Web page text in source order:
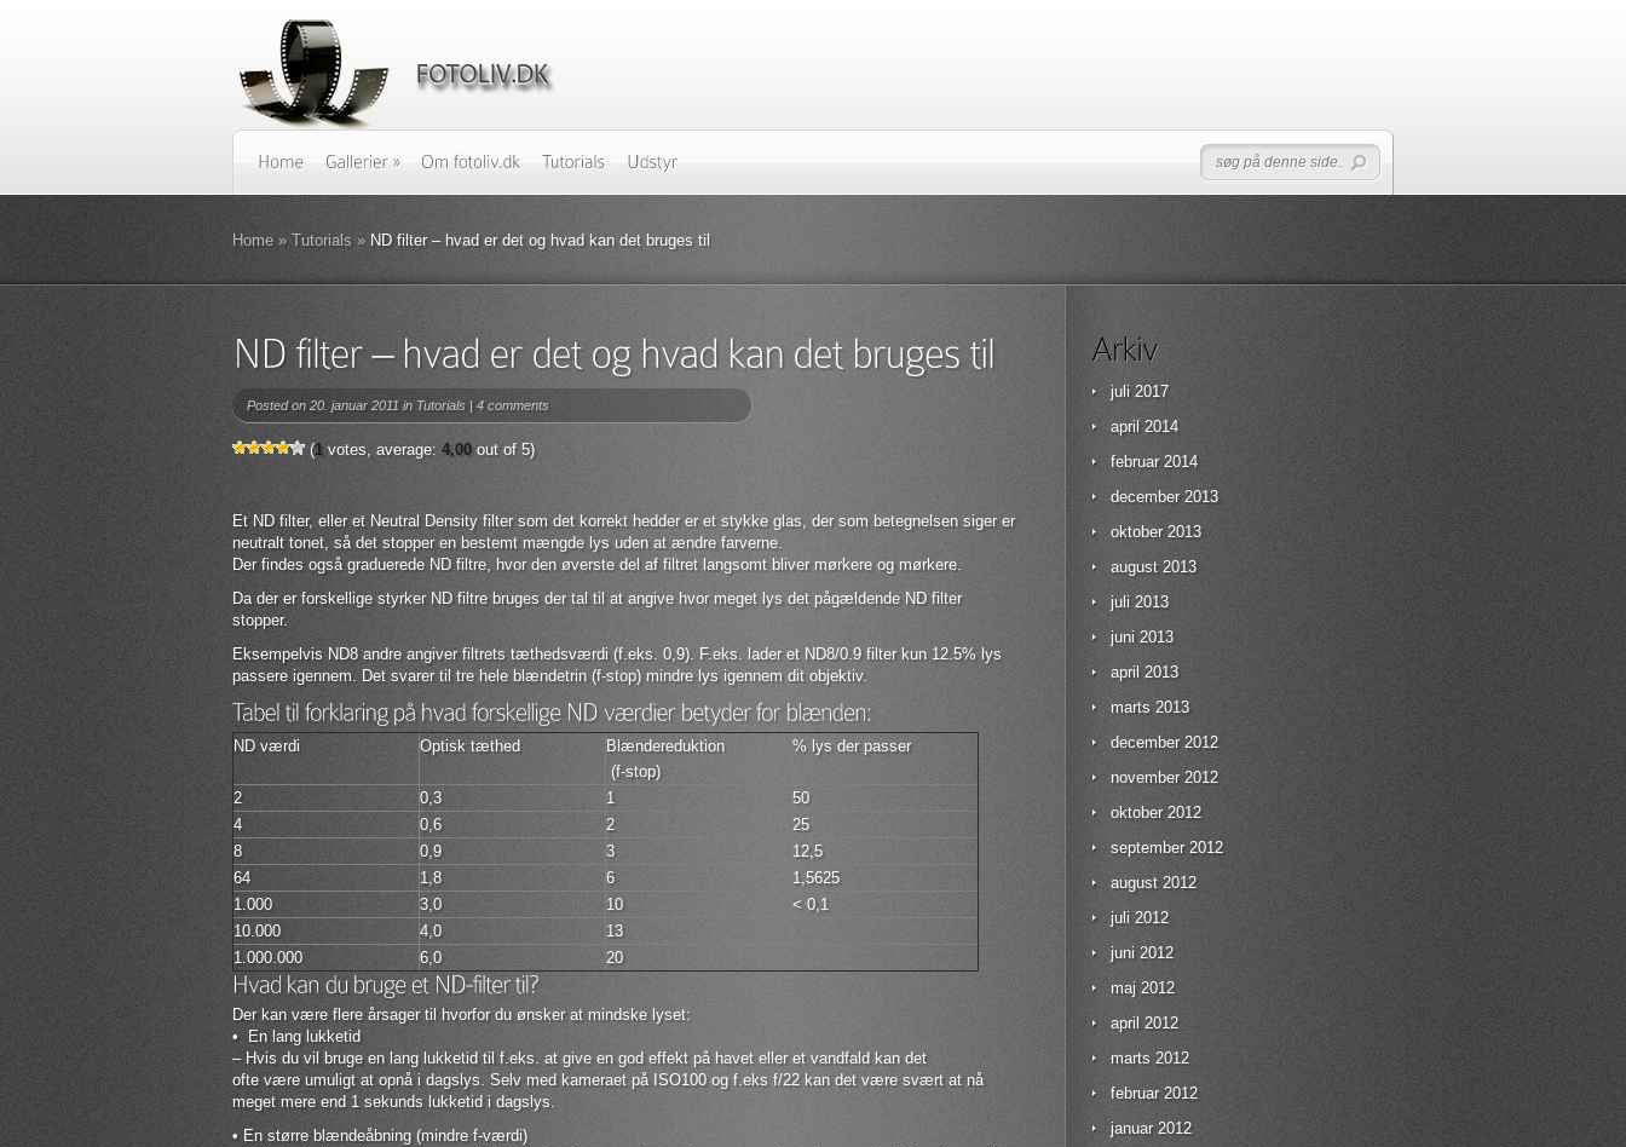
Home » Tutorials » ND filter – hvad er det og hvad kan det bruges til
Posted on 20. januar 2011 in Tutorials | 4 comments
(1 votes, average: 4,00out of 5)
Et ND filter, eller et Neutral Density filter som det korrekt hedder er et stykke glas, der som betegnelsen siger er
neutralt tonet, så det stopper en bestemt mængde lys uden at ændre farverne.
Der findes også graduerede ND filtre, hvor den øverste del af filtret langsomt bliver mørkere og mørkere.
Da der er forskellige styrker ND filtre bruges der tal til at angive hvor meget lys det pågældende ND filter
stopper.
Eksempelvis ND8 andre angiver filtrets tæthedsværdi (f.eks. 0,9). F.eks. lader et ND8/0.9 filter kun 12.5% lys
passere igennem. Det svarer til tre hele blændetrin (f-stop) mindre lys igennem dit objektiv.
ND værdi Optisk tæthed
Blændereduktion
(f-stop)
% lys der passer
2 0,3 1
50
4
0,6 2
25
8
0,9 3
12,5
64
1,8 6
1,5625
1.000
3,0 10
< 0,1
10.000
4,0
13
1.000.000
6,0 20
Der kan være flere årsager til hvorfor du ønsker at mindske lyset:
• En lang lukketid
– Hvis du vil bruge en lang lukketid til f.eks. at give en god effekt på havet eller et vandfald kan det
ofte være umuligt at opnå i dagslys. Selv med kameraet på ISO100 og f.eks f/22 kan det være svært at nå
meget mere end 1 sekunds lukketid i dagslys.
• En større blændeåbning (mindre f‐værdi)
juli 2017
april 2014
februar 2014
december 2013
oktober 2013
august 2013
juli 2013
juni 2013
april 2013
marts 2013
december 2012
november 2012
oktober 2012
september 2012
august 2012
juli 2012
juni 2012
maj 2012
april 2012
marts 2012
februar 2012
januar 2012